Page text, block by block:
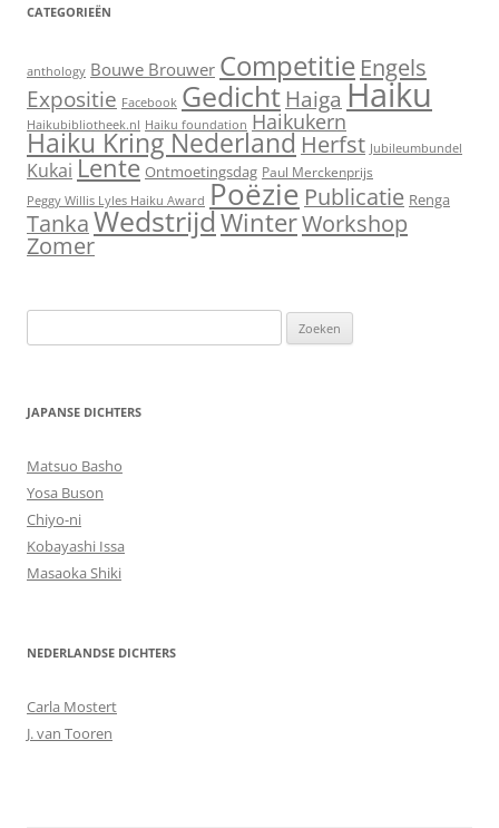
CATEGORIEËN
anthology Bouwe Brouwer Competitie Engels
Expositie Facebook Gedicht Haiga Haiku
Haikubibliotheek.nl Haiku foundation Haikukern
Haiku Kring Nederland Herfst Jubileumbundel
Kukai Lente Ontmoetingsdag Paul Merckenprijs
Peggy Willis Lyles Haiku Award Poëzie Publicatie Renga
TankaWedstrijdWinterWorkshop
Zomer
naar:
JAPANSE DICHTERS
Matsuo Basho
Yosa Buson
Chiyo-ni
Kobayashi Issa
Masaoka Shiki
NEDERLANDSE DICHTERS
Carla Mostert
J. van Tooren